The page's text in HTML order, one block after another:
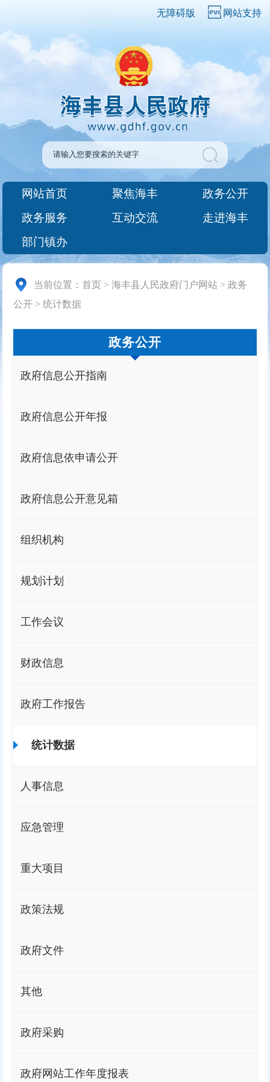
无障碍版 网站支持
网站首页 聚焦海丰
政务公开
政务服务
互动交流
走进海丰
部门镇办
当前位置：首页 >海丰县人民政府门户网站 >政务
公开 >统计数据
政务公开
政府信息公开指南
政府信息公开年报
政府信息依申请公开
政府信息公开意见箱
组织机构
规划计划
工作会议
财政信息
政府工作报告
统计数据
人事信息
应急管理
重大项目
政策法规
政府文件
其他
政府采购
政府网站工作年度报表